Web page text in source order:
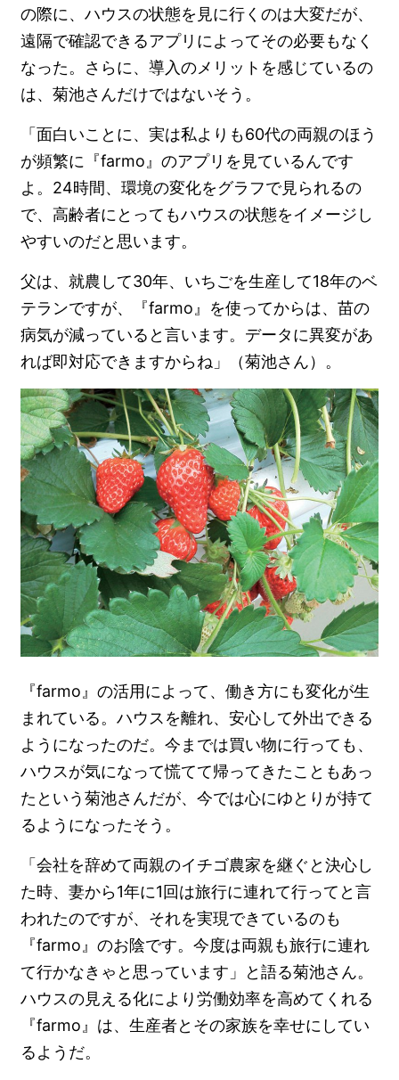
の際に、ハウスの状態を見に行くのは大変だが、
遠隔で確認できるアプリによってその必要もなく
なった。さらに、導入のメリットを感じているの
は、菊池さんだけではないそう。
「面白いことに、実は私よりも60代の両親のほう
が頻繁に『farmo』のアプリを見ているんです
よ。24時間、環境の変化をグラフで見られるの
で、高齢者にとってもハウスの状態をイメージし
やすいのだと思います。
父は、就農して30年、いちごを生産して18年のベ
テランですが、『farmo』を使ってからは、苗の
病気が減っていると言います。データに異変があ
れば即対応できますからね」（菊池さん）。
『farmo』の活用によって、働き方にも変化が生
まれている。ハウスを離れ、安心して外出できる
ようになったのだ。今までは買い物に行っても、
ハウスが気になって慌てて帰ってきたこともあっ
たという菊池さんだが、今では心にゆとりが持て
るようになったそう。
「会社を辞めて両親のイチゴ農家を継ぐと決心し
た時、妻から1年に1回は旅行に連れて行ってと言
われたのですが、それを実現できているのも
『farmo』のお陰です。今度は両親も旅行に連れ
て行かなきゃと思っています」と語る菊池さん。
ハウスの見える化により労働効率を高めてくれる
『farmo』は、生産者とその家族を幸せにしてい
るようだ。